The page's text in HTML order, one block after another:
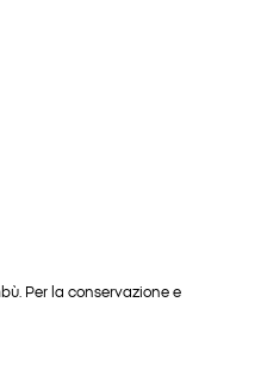
Per la conservazione e